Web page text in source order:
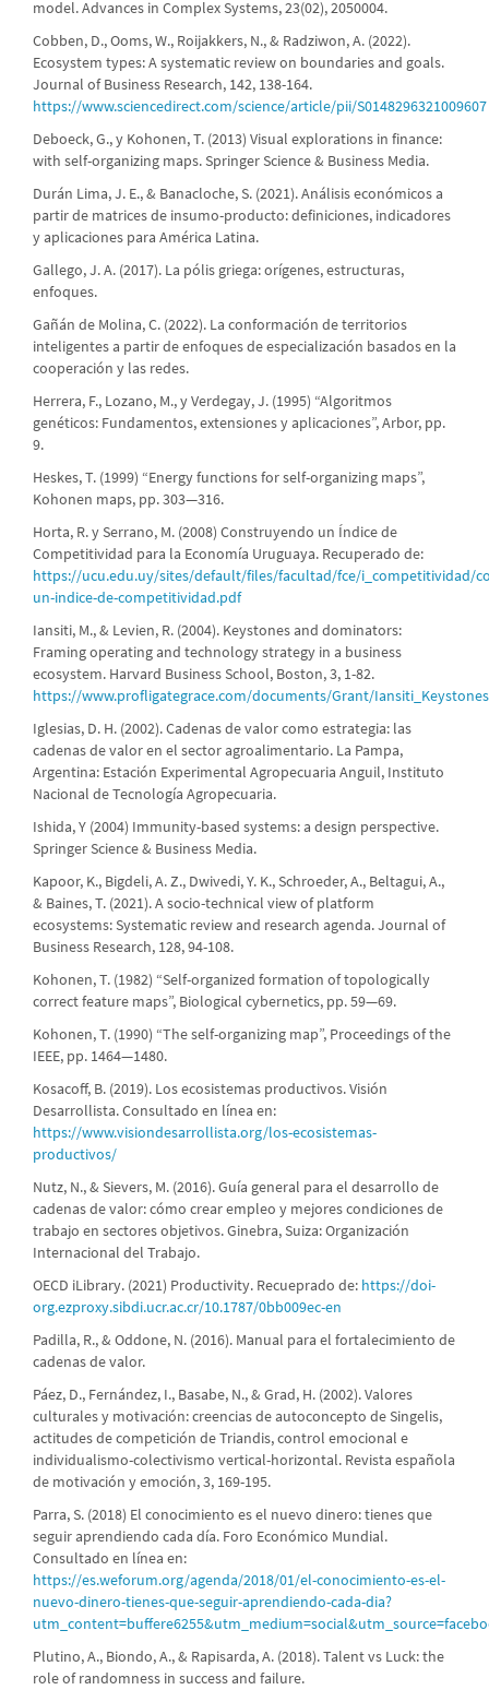
model. Advances in Complex Systems, 23(02), 2050004.
Cobben, D., Ooms, W., Roijakkers, N., & Radziwon, A. (2022).
Ecosystem types: A systematic review on boundaries and goals.
Journal of Business Research, 142, 138-164.
https://www.sciencedirect.com/science/article/pii/S0148296321009607
Deboeck, G., y Kohonen, T. (2013) Visual explorations in finance:
with self-organizing maps. Springer Science & Business Media.
Durán Lima, J. E., & Banacloche, S. (2021). Análisis económicos a
partir de matrices de insumo-producto: definiciones, indicadores
y aplicaciones para América Latina.
Gallego, J. A. (2017). La pólis griega: orígenes, estructuras,
enfoques.
Gañán de Molina, C. (2022). La conformación de territorios
inteligentes a partir de enfoques de especialización basados en la
cooperación y las redes.
Herrera, F., Lozano, M., y Verdegay, J. (1995) “Algoritmos
genéticos: Fundamentos, extensiones y aplicaciones”, Arbor, pp.
9.
Heskes, T. (1999) “Energy functions for self-organizing maps”,
Kohonen maps, pp. 303—316.
Horta, R. y Serrano, M. (2008) Construyendo un Índice de
Competitividad para la Economía Uruguaya. Recuperado de:
https://ucu.edu.uy/sites/default/files/facultad/fce/i_competitividad/
un-indice-de-competitividad.pdf
Iansiti, M., & Levien, R. (2004). Keystones and dominators:
Framing operating and technology strategy in a business
ecosystem. Harvard Business School, Boston, 3, 1-82.
https://www.profligategrace.com/documents/Grant/
Iglesias, D. H. (2002). Cadenas de valor como estrategia: las
cadenas de valor en el sector agroalimentario. La Pampa,
Argentina: Estación Experimental Agropecuaria Anguil, Instituto
Nacional de Tecnología Agropecuaria.
Ishida, Y (2004) Immunity-based systems: a design perspective.
Springer Science & Business Media.
Kapoor, K., Bigdeli, A. Z., Dwivedi, Y. K., Schroeder, A., Beltagui, A.,
& Baines, T. (2021). A socio-technical view of platform
ecosystems: Systematic review and research agenda. Journal of
Business Research, 128, 94-108.
Kohonen, T. (1982) “Self-organized formation of topologically
correct feature maps”, Biological cybernetics, pp. 59—69.
Kohonen, T. (1990) “The self-organizing map”, Proceedings of the
IEEE, pp. 1464—1480.
Kosacoff, B. (2019). Los ecosistemas productivos. Visión
Desarrollista. Consultado en línea en:
https://www.visiondesarrollista.org/los-ecosistemas-
productivos/
Nutz, N., & Sievers, M. (2016). Guía general para el desarrollo de
cadenas de valor: cómo crear empleo y mejores condiciones de
trabajo en sectores objetivos. Ginebra, Suiza: Organización
Internacional del Trabajo.
OECD iLibrary. (2021) Productivity. Recueprado de: https://doi-
org.ezproxy.sibdi.ucr.ac.cr/10.1787/0bb009ec-en
Padilla, R., & Oddone, N. (2016). Manual para el fortalecimiento de
cadenas de valor.
Páez, D., Fernández, I., Basabe, N., & Grad, H. (2002). Valores
culturales y motivación: creencias de autoconcepto de Singelis,
actitudes de competición de Triandis, control emocional e
individualismo-colectivismo vertical-horizontal. Revista española
de motivación y emoción, 3, 169-195.
Parra, S. (2018) El conocimiento es el nuevo dinero: tienes que
seguir aprendiendo cada día. Foro Económico Mundial.
Consultado en línea en:
https://es.weforum.org/agenda/2018/01/el-conocimiento-es-el-
nuevo-dinero-tienes-que-seguir-aprendiendo-cada-dia?
Plutino, A., Biondo, A., & Rapisarda, A. (2018). Talent vs Luck: the
role of randomness in success and failure.